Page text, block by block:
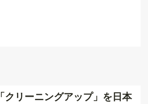
クリーニングアップ」を日本